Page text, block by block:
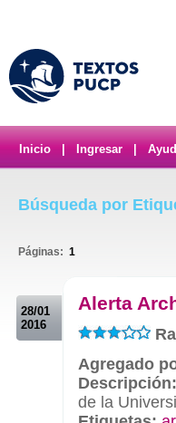
Inicio Ingresar
Búsqueda por
Páginas: 1
28/01
2016
Alerta
Agregado
Descripción:
de la